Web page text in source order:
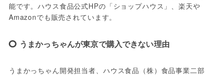
能です。ハウス食品公式HPの「ショップハウス」、楽天や
Amazonでも販売されています。
うまかっちゃんが東京で購入できない理由
うまかっちゃん開発担当者、ハウス食品（株）食品事業二部